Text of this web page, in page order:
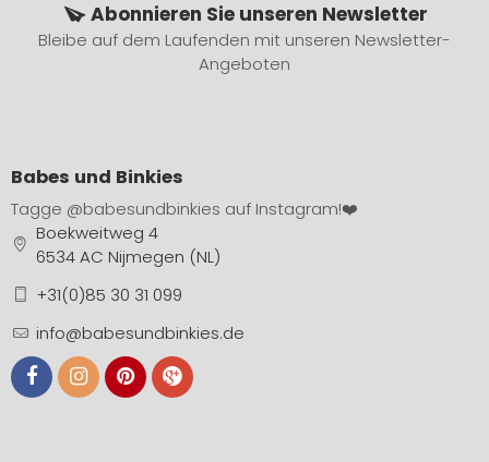
Abonnieren Sie unseren Newsletter
Bleibe auf dem Laufenden mit unseren Newsletter-
Angeboten
Babes und Binkies
Tagge @babesundbinkies auf Instagram!❤️
Boekweitweg 4
6534 AC Nijmegen (NL)
+31(0)85 30 31 099
info@babesundbinkies.de